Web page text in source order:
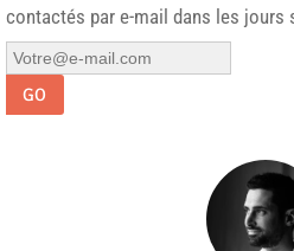
contactés par e-mail dans les jours
GO